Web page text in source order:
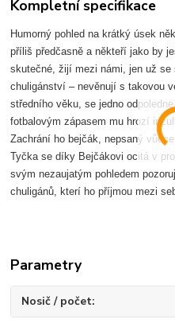
Kompletní specifikace
Humorný pohled na krátký úsek
příliš předčasně a někteří jako by
skutečné, žijí mezi námi, jen už
chuligánství – nevěnují s takovou
středního věku, se jedno
fotbalovým zápasem mu hrozí
Zachrání ho bejčák, nepsaný
Tyčka se díky Bejčákovi ocitá v
svým nezaujatým pohledem
chuligánů, kterí ho příjmou mezi
Parametry
Nosič / počet